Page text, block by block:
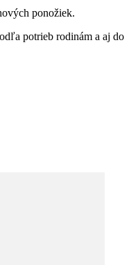
ponožiek.
potrieb rodinám a aj do